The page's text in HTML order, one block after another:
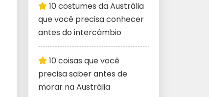
10 costumes da Austrália
que você precisa conhecer
antes do intercâmbio
10 coisas que você
precisa saber antes de
morar na Austrália